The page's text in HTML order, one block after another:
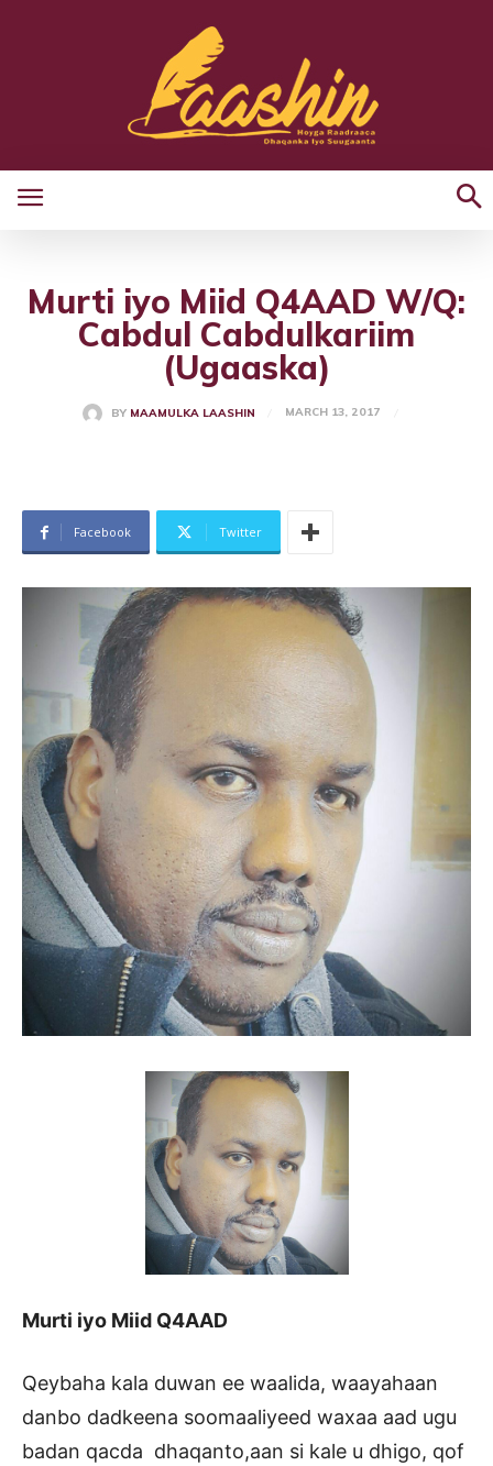
Murti iyo Miid Q4AAD W/Q:
Cabdul Cabdulkariim
(Ugaaska)
BY MAAMULKA LAASHIN MARCH 13, 2017
Facebook Twitter
Murti iyo Miid Q4AAD
Qeybaha kala duwan ee waalida, waayahaan
danbo dadkeena soomaaliyeed waxaa aad ugu
badan qacda dhaqanto,aan si kale u dhigo, qof